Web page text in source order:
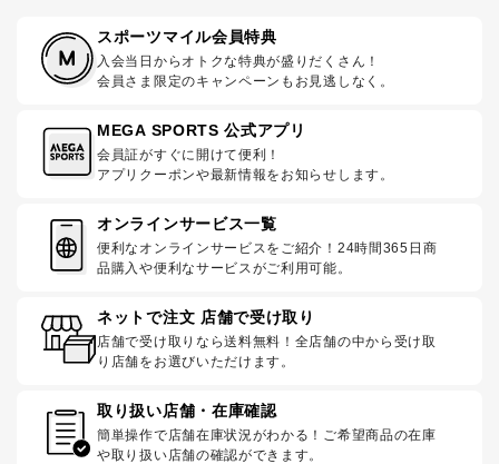
スポーツマイル会員特典
入会当日からオトクな特典が盛りだくさん！
会員さま限定のキャンペーンもお見逃しなく。
MEGA SPORTS 公式アプリ
会員証がすぐに開けて便利！
アプリクーポンや最新情報をお知らせします。
オンラインサービス一覧
便利なオンラインサービスをご紹介！24時間365日商
品購入や便利なサービスがご利用可能。
ネットで注文 店舗で受け取り
店舗で受け取りなら送料無料！全店舗の中から受け取
り店舗をお選びいただけます。
取り扱い店舗・在庫確認
簡単操作で店舗在庫状況がわかる！ご希望商品の在庫
や取り扱い店舗の確認ができます。